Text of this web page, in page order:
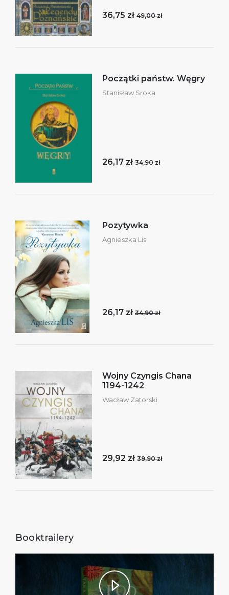
36,75 zł 49,00 zł
Początki państw. Węgry
Stanisław Sroka
26,17 zł 34,90 zł
Pozytywka
Agnieszka Lis
26,17 zł 34,90 zł
Wojny Czyngis Chana
1194-1242
Wacław Zatorski
29,92 zł 39,90 zł
Booktrailery